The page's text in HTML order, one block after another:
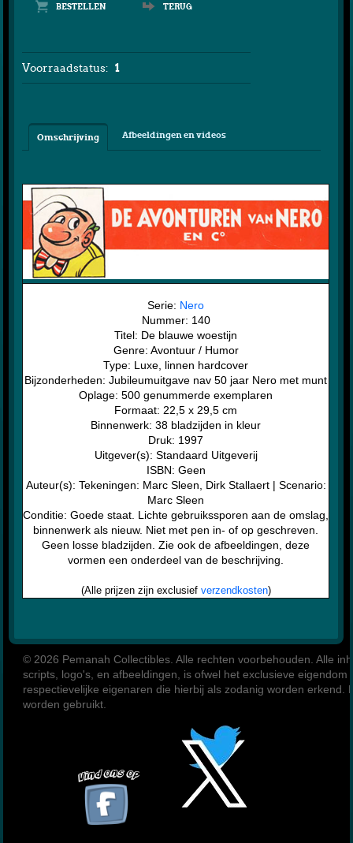
TERUG
Voorraadstatus: 1
Omschrijving Afbeeldingen en videos
Serie: Nero
Nummer: 140
Titel: De blauwe woestijn
Genre: Avontuur / Humor
Type: Luxe, linnen hardcover
Bijzonderheden: Jubileumuitgave nav 50 jaar Nero met munt
Oplage: 500 genummerde exemplaren
Formaat: 22,5 x 29,5 cm
Binnenwerk: 38 bladzijden in kleur
Druk: 1997
Uitgever(s): Standaard Uitgeverij
ISBN: Geen
Auteur(s): Tekeningen: Marc Sleen, Dirk Stallaert | Scenario:
Marc Sleen
Conditie: Goede staat. Lichte gebruikssporen aan de omslag,
binnenwerk als nieuw. Niet met pen in- of op geschreven.
Geen losse bladzijden. Zie ook de afbeeldingen, deze
vormen een onderdeel van de beschrijving.
(Alle prijzen zijn exclusief verzendkosten)
© 2026 Pemanah Collectibles. Alle rechten voorbehouden. Alle
scripts, logo's, en afbeeldingen, is ofwel het exclusieve
respectievelijke eigenaren die hierbij als zodanig worden